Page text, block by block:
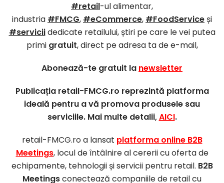
#retail-ul alimentar,
industria #FMCG, #eCommerce, #FoodServiceși
#serviciidedicate retailului, știri pe care le vei putea
primi gratuit, direct pe adresa ta de e-mail,
Abonează-te gratuit la newsletter
Publicația retail-FMCG.ro reprezintă platforma
ideală pentru a vă promova produsele sau
serviciile. Mai multe detalii,AICI.
retail-FMCG.ro a lansat platforma online B2B
Meetings, locul de întâlnire al cererii cu oferta de
echipamente, tehnologii și servicii pentru retail. B2B
Meetingsconectează companiile de retail cu